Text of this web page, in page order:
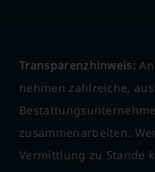
Transparenzhinweis:
nehmen zahlreiche,
zusammenarbeiten.
Vermittlung zu Stande